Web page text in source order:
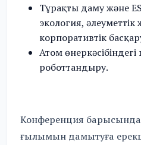
Тұрақты даму және
экология,
корпоративтік
Атом
роботтандыру.
Конференция
ғылымын дамытуға